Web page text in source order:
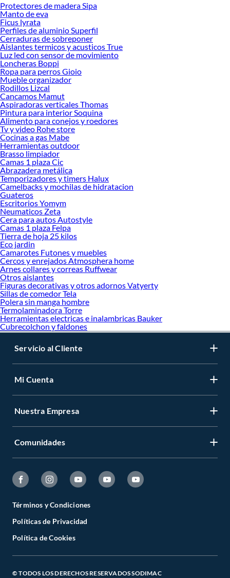
Desde remodelaciones hasta proyectos de decoración, estamos aquí para hacer
tus ideas realidad. ¡Visítanos y encuentra todo lo que tenemos para ofrecerte en
Andadores y Entretenimiento Bebé!
Explora la variedad de productos de Andadores y Entretenimiento Bebé
en Sodimac
Herramientas, materiales y accesorios de calidad para tus proyectos y
renovación de espacios. ¡Visítanos y descubre todo lo que tenemos para
ofrecerte!
Encuentra una amplia variedad de productos de Andadores y Entretenimiento
Bebé en Sodimac. Encuentra todo lo necesario para tus proyectos de
renovación y decoración. ¡Visítanos y haz tus ideas realidad!
Protectores de madera Sipa
Manto de eva
Ficus lyrata
Perfiles de aluminio Superfil
Cerraduras de sobreponer
Aislantes termicos y acusticos True
Luz led con sensor de movimiento
Loncheras Boppi
Ropa para perros Gioio
Mueble organizador
Rodillos Lizcal
Cancamos Mamut
Aspiradoras verticales Thomas
Pintura para interior Soquina
Alimento para conejos y roedores
Tv y video Rohe store
Cocinas a gas Mabe
Herramientas outdoor
Brasso limpiador
Camas 1 plaza Cic
Abrazadera metálica
Temporizadores y timers Halux
Camelbacks y mochilas de hidratacion
Guateros
Escritorios Yomym
Neumaticos Zeta
Cera para autos Autostyle
Camas 1 plaza Felpa
Tierra de hoja 25 kilos
Eco jardin
Camarotes Futones y muebles
Cercos y enrejados Atmosphera home
Arnes collares y correas Ruffwear
Otros aislantes
Figuras decorativas y otros adornos Vatyerty
Sillas de comedor Tela
Polera sin manga hombre
Termolaminadora Torre
Herramientas electricas e inalambricas Bauker
Cubrecolchon y faldones
Servicio al Cliente
Mi Cuenta
Nuestra Empresa
Comunidades
Términos y Condiciones
Políticas de Privacidad
Política de Cookies
© TODOS LOS DERECHOS RESERVADOS SODIMAC